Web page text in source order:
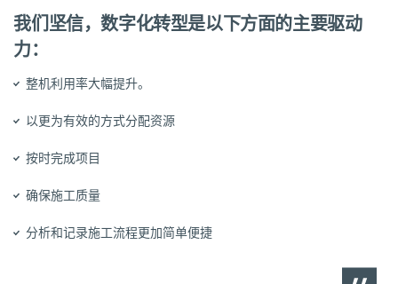
我们坚信，数字化转型是以下方面的主要驱动
力：
整机利用率大幅提升。
以更为有效的方式分配资源
按时完成项目
确保施工质量
分析和记录施工流程更加简单便捷